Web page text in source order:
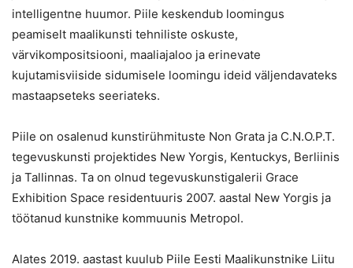
intelligentne huumor. Piile keskendub loomingus
peamiselt maalikunsti tehniliste oskuste,
värvikompositsiooni, maaliajaloo ja erinevate
kujutamisviiside sidumisele loomingu ideid väljendavateks
mastaapseteks seeriateks.
Piile on osalenud kunstirühmituste Non Grata ja C.N.O.P.T.
tegevuskunsti projektides New Yorgis, Kentuckys, Berliinis
ja Tallinnas. Ta on olnud tegevuskunstigalerii Grace
Exhibition Space residentuuris 2007. aastal New Yorgis ja
töötanud kunstnike kommuunis Metropol.
Alates 2019. aastast kuulub Piile Eesti Maalikunstnike Liitu